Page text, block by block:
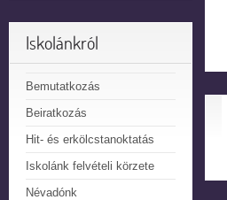
Iskolánkról
Bemutatkozás
Beiratkozás
Hit- és erkölcstanoktatás
Iskolánk felvételi körzete
Névadónk